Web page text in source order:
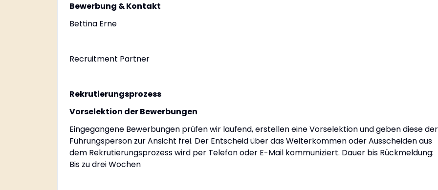
Bewerbung & Kontakt
Bettina Erne
Recruitment Partner
Rekrutierungsprozess
Vorselektion der Bewerbungen
Eingegangene Bewerbungen prüfen wir laufend, erstellen eine Vorselektion und geben diese der
Führungsperson zur Ansicht frei. Der Entscheid über das Weiterkommen oder Ausscheiden aus
dem Rekrutierungsprozess wird per Telefon oder E-Mail kommuniziert. Dauer bis Rückmeldung:
Bis zu drei Wochen